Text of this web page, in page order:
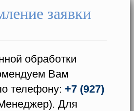
заявки
обработки
Вам
телефону: +7 (927)
Для